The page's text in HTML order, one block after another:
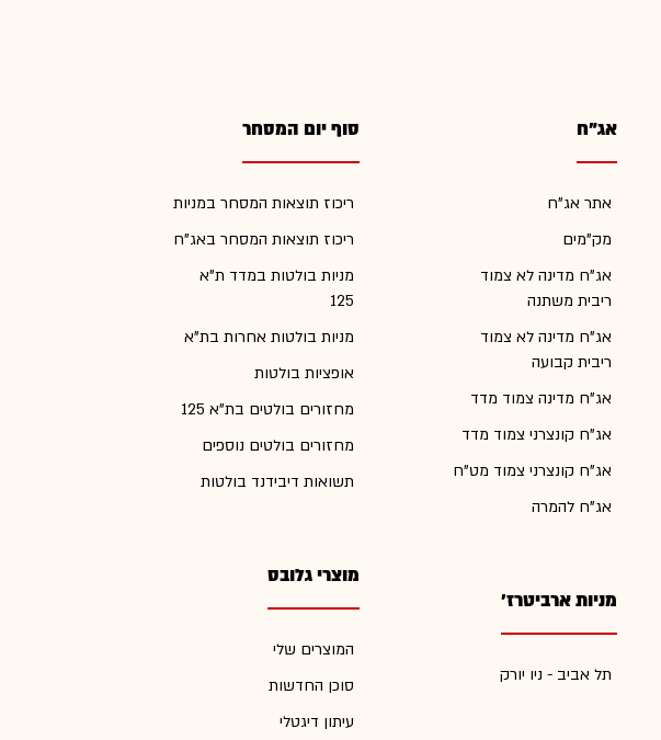
אג"ח
אתר אג"ח
מק"מים
אג"ח מדינה לא צמוד
ריבית משתנה
אג"ח מדינה לא צמוד
ריבית קבועה
אג"ח מדינה צמוד מדד
אג"ח קונצרני צמוד מדד
אג"ח קונצרני צמוד מט"ח
אג"ח להמרה
מניות ארביטרז'
תל אביב - ניו יורק
סוף יום המסחר
ריכוז תוצאות המסחר במניות
ריכוז תוצאות המסחר באג"ח
מניות בולטות במדד ת"א
125
מניות בולטות אחרות בת"א
אופציות בולטות
מחזורים בולטים בת"א 125
מחזורים בולטים נוספים
תשואות דיבידנד בולטות
מוצרי גלובס
המוצרים שלי
סוכן החדשות
עיתון דיגטלי